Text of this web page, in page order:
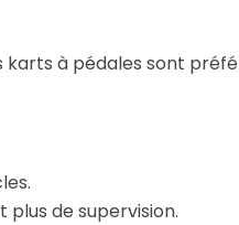
karts à pédales sont
plus de supervision.